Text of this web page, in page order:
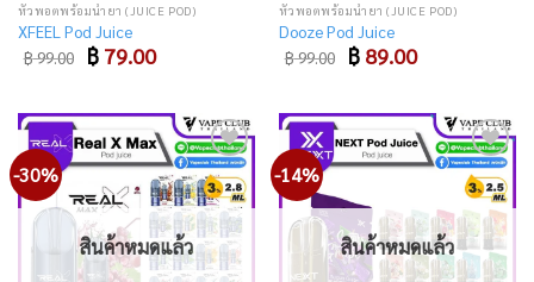
หัวพอตพร้อมน้ำยา (JUICE POD)
XFEEL Pod Juice
฿99.00 Original
price
฿ 79.00Current
price
หัวพอตพร้อมน้ำยา (JUICE POD)
Dooze Pod Juice
฿99.00 Original
price
฿ 89.00Current
price
-30%
Add
to
wishlist
สินค้าหมดแล้ว
-14%
Add
to
wishlist
สินค้าหมดแล้ว